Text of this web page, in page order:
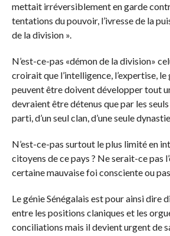
mettait irréversiblement en garde
tentations du pouvoir, l’ivresse de la
de la division ».
N’est-ce-pas «démon de la division»
croirait que l’intelligence, l’expertise, le
peuvent être doivent développer tout
devraient être détenus que par les seuls
parti, d’un seul clan, d’une seule
N’est-ce-pas surtout le plus limité en
citoyens de ce pays ? Ne serait-ce pas
certaine mauvaise foi consciente ou
Le génie Sénégalais est pour ainsi dire
entre les positions claniques et les
conciliations mais il devient urgent de